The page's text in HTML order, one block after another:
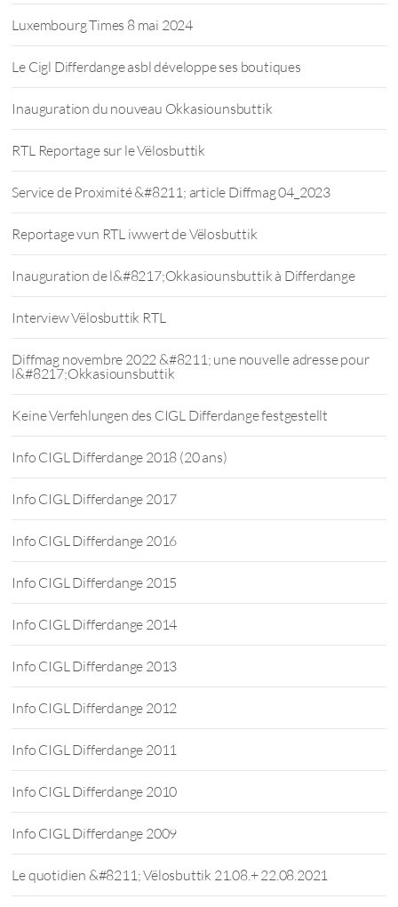
Luxembourg Times 8 mai 2024
Le Cigl Differdange asbl développe ses boutiques
Inauguration du nouveau Okkasiounsbuttik
RTL Reportage sur le Vëlosbuttik
Service de Proximité &#8211; article Diffmag 04_2023
Reportage vun RTL iwwert de Vëlosbuttik
Inauguration de l&#8217;Okkasiounsbuttik à Differdange
Interview Vëlosbuttik RTL
Diffmag novembre 2022 &#8211; une nouvelle adresse pour
l&#8217;Okkasiounsbuttik
Keine Verfehlungen des CIGL Differdange festgestellt
Info CIGL Differdange 2018 (20 ans)
Info CIGL Differdange 2017
Info CIGL Differdange 2016
Info CIGL Differdange 2015
Info CIGL Differdange 2014
Info CIGL Differdange 2013
Info CIGL Differdange 2012
Info CIGL Differdange 2011
Info CIGL Differdange 2010
Info CIGL Differdange 2009
Le quotidien &#8211; Vëlosbuttik 21.08.+ 22.08.2021